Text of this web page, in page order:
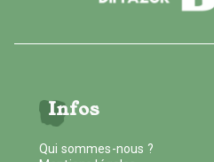
Infos
Qui sommes-nous ?